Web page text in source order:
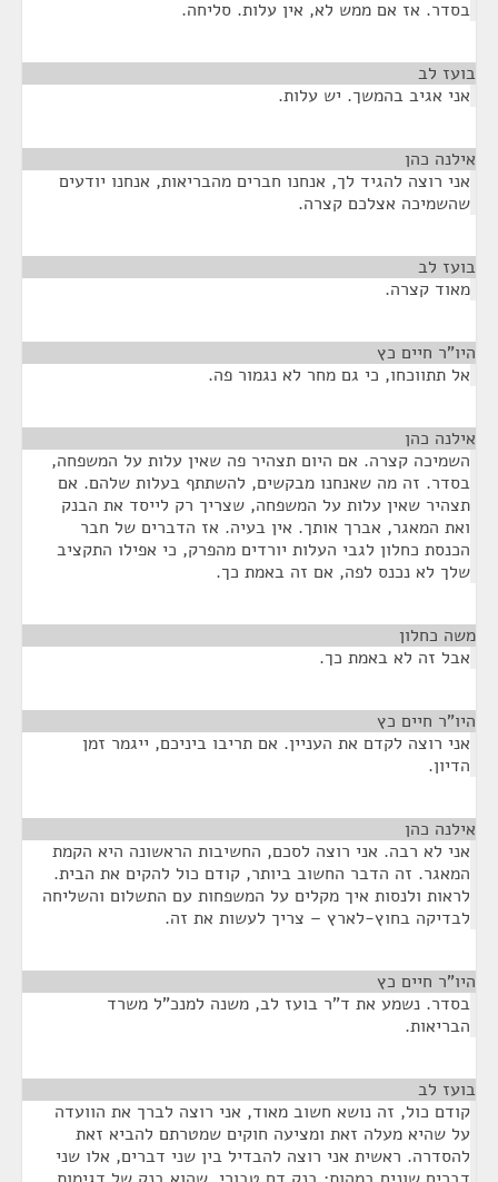
בסדר. אז אם ממש לא, אין עלות. סליחה.
בועז לב
אני אגיב בהמשך. יש עלות.
אילנה כהן
אני רוצה להגיד לך, אנחנו חברים מהבריאות, אנחנו יודעים
שהשמיכה אצלכם קצרה.
בועז לב
מאוד קצרה.
היו"ר חיים כץ
אל תתווכחו, כי גם מחר לא נגמור פה.
אילנה כהן
השמיכה קצרה. אם היום תצהיר פה שאין עלות על המשפחה,
בסדר. זה מה שאנחנו מבקשים, להשתתף בעלות שלהם. אם
תצהיר שאין עלות על המשפחה, שצריך רק לייסד את הבנק
ואת המאגר, אברך אותך. אין בעיה. אז הדברים של חבר
הכנסת כחלון לגבי העלות יורדים מהפרק, כי אפילו התקציב
שלך לא נכנס לפה, אם זה באמת כך.
משה כחלון
אבל זה לא באמת כך.
היו"ר חיים כץ
אני רוצה לקדם את העניין. אם תריבו ביניכם, ייגמר זמן
הדיון.
אילנה כהן
אני לא רבה. אני רוצה לסכם, החשיבות הראשונה היא הקמת
המאגר. זה הדבר החשוב ביותר, קודם כול להקים את הבית.
לראות ולנסות איך מקלים על המשפחות עם התשלום והשליחה
לבדיקה בחוץ-לארץ – צריך לעשות את זה.
היו"ר חיים כץ
בסדר. נשמע את ד"ר בועז לב, משנה למנכ"ל משרד
הבריאות.
בועז לב
קודם כול, זה נושא חשוב מאוד, אני רוצה לברך את הוועדה
על שהיא מעלה זאת ומציעה חוקים שמטרתם להביא זאת
להסדרה. ראשית אני רוצה להבדיל בין שני דברים, אלו שני